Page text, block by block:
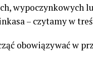
wypoczynkowych
– czytamy w
obowiązywać w